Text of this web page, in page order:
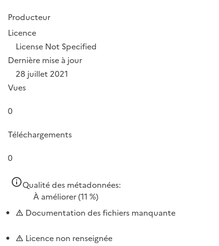
Producteur
Licence
License Not Specified
Dernière mise à jour
28 juillet 2021
Vues
0
Téléchargements
0
Qualité des métadonnées:
À améliorer(11 %)
Documentation des fichiers manquante
Licence non renseignée